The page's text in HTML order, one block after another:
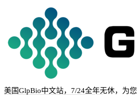
美国GlpBio中文站，7/24全年无休，为